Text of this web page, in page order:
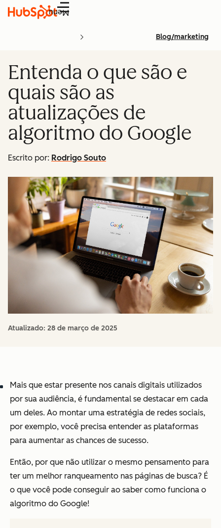
Menu
Blog/marketing
Entenda o que são e
quais são as
atualizações de
algoritmo do Google
Escrito por: Rodrigo Souto
Atualizado: 28 de março de 2025
Mais que estar presente nos canais digitais utilizados
por sua audiência, é fundamental se destacar em cada
um deles. Ao montar uma estratégia de redes sociais,
por exemplo, você precisa entender as plataformas
para aumentar as chances de sucesso.
Então, por que não utilizar o mesmo pensamento para
ter um melhor ranqueamento nas páginas de busca? É
o que você pode conseguir ao saber como funciona o
algoritmo do Google!